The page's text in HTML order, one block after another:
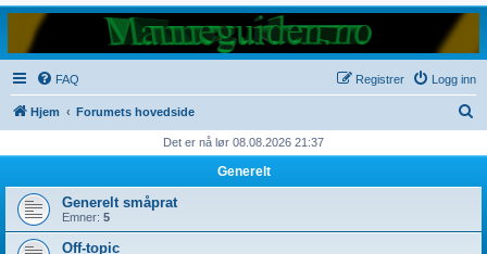
FAQ Logg inn
Registrer
Hjem Forumets hovedside
Det er nå lør 08.08.2026 21:37
Generelt
Generelt småprat
Emner: 5
Off-topic